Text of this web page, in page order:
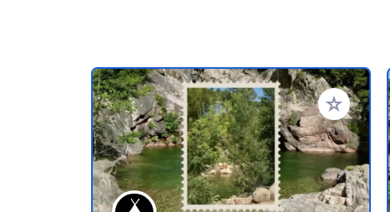
Voeg toe